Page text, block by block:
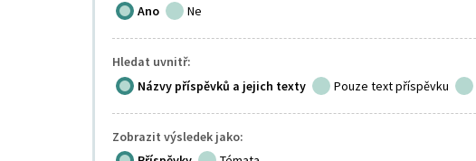
Ano
Ne
Hledat uvnitř:
Názvy příspěvků a jejich texty
Pouze text příspěvku
Zobrazit výsledek jako: